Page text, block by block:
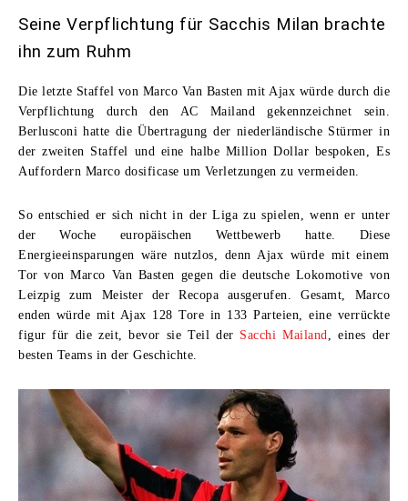
Seine Verpflichtung für Sacchis Milan brachte
ihn zum Ruhm
Die letzte Staffel von Marco Van Basten mit Ajax würde durch die
Verpflichtung durch den AC Mailand gekennzeichnet sein.
Berlusconi hatte die Übertragung der niederländische Stürmer in
der zweiten Staffel und eine halbe Million Dollar bespoken, Es
Auffordern Marco dosificase um Verletzungen zu vermeiden.
So entschied er sich nicht in der Liga zu spielen, wenn er unter
der Woche europäischen Wettbewerb hatte. Diese
Energieeinsparungen wäre nutzlos, denn Ajax würde mit einem
Tor von Marco Van Basten gegen die deutsche Lokomotive von
Leizpig zum Meister der Recopa ausgerufen. Gesamt, Marco
enden würde mit Ajax 128 Tore in 133 Parteien, eine verrückte
figur für die zeit, bevor sie Teil der Sacchi Mailand, eines der
besten Teams in der Geschichte.